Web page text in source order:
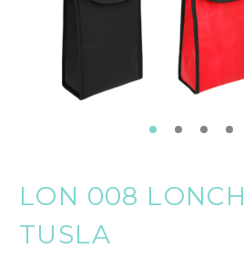
LON 008
TUSLA